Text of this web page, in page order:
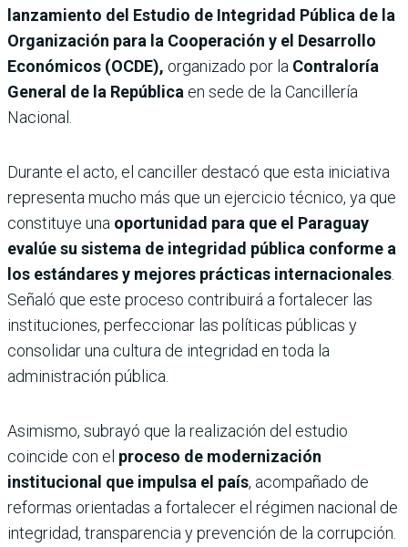
lanzamiento del Estudio de Integridad Pública de la
Organización para la Cooperación y el Desarrollo
Económicos (OCDE), organizado por la Contraloría
General de la República en sede de la Cancillería
Nacional.
Durante el acto, el canciller destacó que esta iniciativa
representa mucho más que un ejercicio técnico, ya que
constituye una oportunidad para que el Paraguay
evalúe su sistema de integridad pública conforme a
los estándares y mejores prácticas internacionales
Señaló que este proceso contribuirá a fortalecer las
instituciones, perfeccionar las políticas públicas y
consolidar una cultura de integridad en toda la
administración pública.
Asimismo, subrayó que la realización del estudio
coincide con el proceso de modernización
institucional que impulsa el país, acompañado de
reformas orientadas a fortalecer el régimen nacional de
integridad, transparencia y prevención de la corrupción.